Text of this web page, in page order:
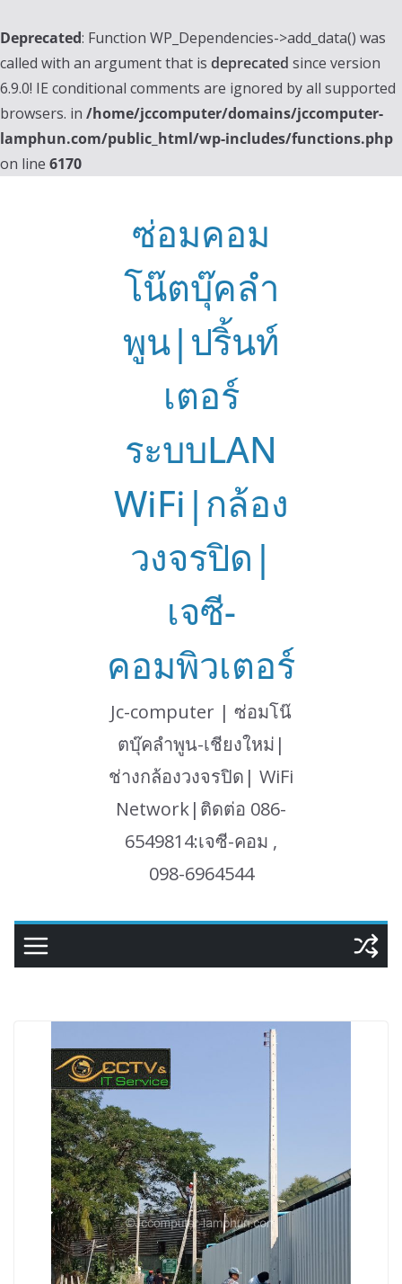
Deprecated: Function WP_Dependencies->add_data() was
called with an argument that is deprecated since version
6.9.0! IE conditional comments are ignored by all supported
browsers. in /home/jccomputer/domains/jccomputer-
lamphun.com/public_html/wp-includes/functions.php
on line 6170
ซ่อมคอม
โน๊ตบุ๊คลำ
พูน|ปริ้นท์
เตอร์
ระบบLAN
WiFi|กล้อง
วงจรปิด|
เจซี-
คอมพิวเตอร์
Jc-computer | ซ่อมโน๊
ตบุ๊คลำพูน-เชียงใหม่|
ช่างกล้องวงจรปิด| WiFi
Network|ติดต่อ 086-
6549814:เจซี-คอม ,
098-6964544